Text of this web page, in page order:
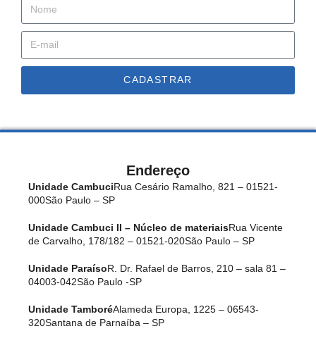
CADASTRAR
Endereço
Unidade CambuciRua Cesário Ramalho, 821 – 01521-
000São Paulo – SP
Unidade Cambuci II – Núcleo de materiaisRua Vicente
de Carvalho, 178/182 – 01521-020São Paulo – SP
Unidade ParaísoR. Dr. Rafael de Barros, 210 – sala 81 –
04003-042São Paulo -SP
Unidade TamboréAlameda Europa, 1225 – 06543-
320Santana de Parnaíba – SP